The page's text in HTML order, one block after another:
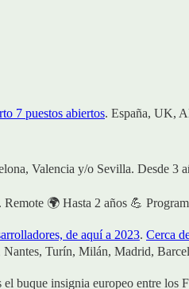
7 puestos abiertos. España, UK,
Valencia y/o Sevilla. Desde 3
🌍 Hasta 2 años 💪
de aquí a 2023. Cerca
Turín, Milán, Madrid,
el buque insignia europeo entre los